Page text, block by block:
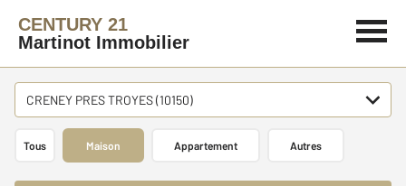
CENTURY 21
Martinot Immobilier
CRENEY PRES TROYES (10150)
Tous Maison Appartement Autres